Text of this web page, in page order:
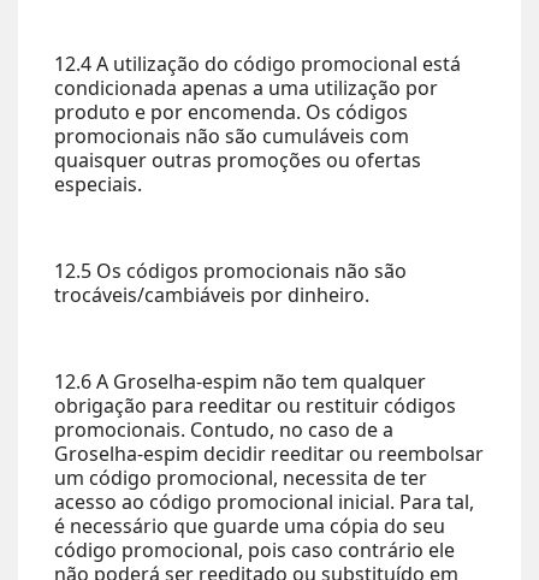
12.4 A utilização do código promocional está
condicionada apenas a uma utilização por
produto e por encomenda. Os códigos
promocionais não são cumuláveis com
quaisquer outras promoções ou ofertas
especiais.
12.5 Os códigos promocionais não são
trocáveis/cambiáveis por dinheiro.
12.6 A Groselha-espim não tem qualquer
obrigação para reeditar ou restituir códigos
promocionais. Contudo, no caso de a
Groselha-espim decidir reeditar ou reembolsar
um código promocional, necessita de ter
acesso ao código promocional inicial. Para tal,
é necessário que guarde uma cópia do seu
código promocional, pois caso contrário ele
não poderá ser reeditado ou substituído em